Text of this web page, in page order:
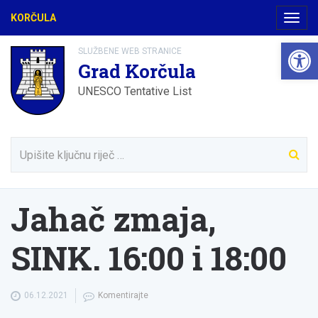
KORČULA
SLUŽBENE WEB STRANICE
Grad Korčula
UNESCO Tentative List
Jahač zmaja,
SINK. 16:00 i 18:00
06.12.2021 Komentirajte